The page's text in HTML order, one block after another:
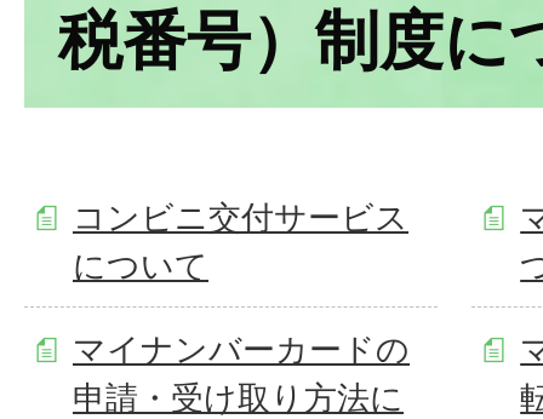
税番号）制度に
コンビニ交付サービス
について
マイナンバーカードの
申請・受け取り方法に